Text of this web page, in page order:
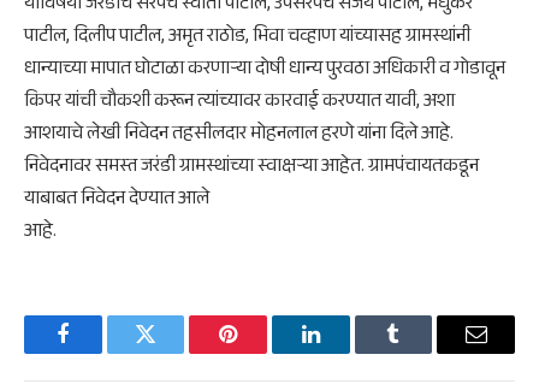
पाटील, दिलीप पाटील, अमृत राठोड, भिवा चव्हाण यांच्यासह ग्रामस्थांनी
धान्याच्या मापात घोटाळा करणाऱ्या दोषी धान्य पुरवठा अधिकारी व गोडावून
किपर यांची चौकशी करून त्यांच्यावर कारवाई करण्यात यावी, अशा
आशयाचे लेखी निवेदन तहसीलदार मोहनलाल हरणे यांना दिले आहे.
निवेदनावर समस्त जरंडी ग्रामस्थांच्या स्वाक्षऱ्या आहेत. ग्रामपंचायतकडून
याबाबत निवेदन देण्यात आले
आहे.
FacebookTwitter Pinterest LinkedInTumblr Email